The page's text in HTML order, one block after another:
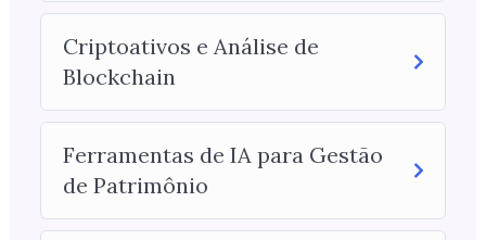
Criptoativos e Análise de
Blockchain
Ferramentas de IA para Gestão
de Patrimônio